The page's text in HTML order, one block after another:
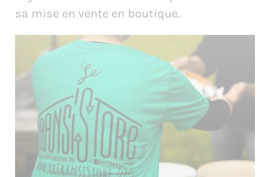
sa mise en vente en boutique.